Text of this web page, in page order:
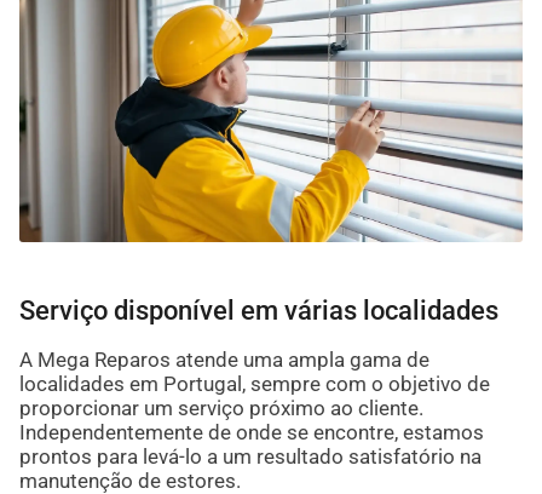
Serviço disponível em várias localidades
A Mega Reparos atende uma ampla gama de
localidades em Portugal, sempre com o objetivo de
proporcionar um serviço próximo ao cliente.
Independentemente de onde se encontre, estamos
prontos para levá-lo a um resultado satisfatório na
manutenção de estores.